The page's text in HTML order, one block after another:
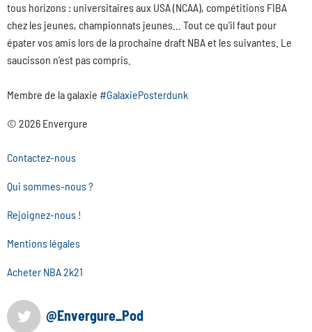
tous horizons : universitaires aux USA (NCAA), compétitions FIBA
chez les jeunes, championnats jeunes... Tout ce qu'il faut pour
épater vos amis lors de la prochaine draft NBA et les suivantes. Le
saucisson n'est pas compris.
Membre de la galaxie #GalaxiePosterdunk
© 2026 Envergure
Contactez-nous
Qui sommes-nous ?
Rejoignez-nous !
Mentions légales
Acheter NBA 2k21
@Envergure_Pod